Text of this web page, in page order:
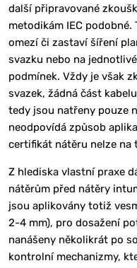
další připravované
metodikám IEC
omezí či zastaví šíření
svazku nebo na
podmínek. Vždy je však
svazek, žádná část
tedy jsou natřeny pouze
neodpovídá způsob
certifikát nátěru nelze na
Z hlediska vlastní praxe
nátěrům před nátěry
jsou aplikovány totiž
2-4 mm), pro dosažení
nanášeny několikrát po
kontrolní mechanizmy,